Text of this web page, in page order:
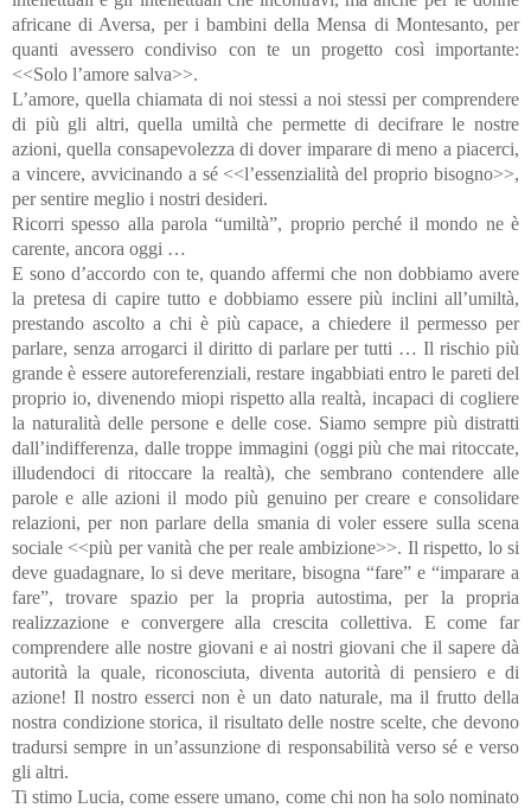
africane di Aversa, per i bambini della Mensa di Montesanto, per
quanti avessero condiviso con te un progetto così importante:
<<Solo l’amore salva>>.
L’amore, quella chiamata di noi stessi a noi stessi per comprendere
di più gli altri, quella umiltà che permette di decifrare le nostre
azioni, quella consapevolezza di dover imparare di meno a piacerci,
a vincere, avvicinando a sé <<l’essenzialità del proprio bisogno>>,
per sentire meglio i nostri desideri.
Ricorri spesso alla parola “umiltà”, proprio perché il mondo ne è
carente, ancora oggi …
E sono d’accordo con te, quando affermi che non dobbiamo avere
la pretesa di capire tutto e dobbiamo essere più inclini all’umiltà,
prestando ascolto a chi è più capace, a chiedere il permesso per
parlare, senza arrogarci il diritto di parlare per tutti … Il rischio più
grande è essere autoreferenziali, restare ingabbiati entro le pareti del
proprio io, divenendo miopi rispetto alla realtà, incapaci di cogliere
la naturalità delle persone e delle cose. Siamo sempre più distratti
dall’indifferenza, dalle troppe immagini (oggi più che mai ritoccate,
illudendoci di ritoccare la realtà), che sembrano contendere alle
parole e alle azioni il modo più genuino per creare e consolidare
relazioni, per non parlare della smania di voler essere sulla scena
sociale <<più per vanità che per reale ambizione>>. Il rispetto, lo si
deve guadagnare, lo si deve meritare, bisogna “fare” e “imparare a
fare”, trovare spazio per la propria autostima, per la propria
realizzazione e convergere alla crescita collettiva. E come far
comprendere alle nostre giovani e ai nostri giovani che il sapere dà
autorità la quale, riconosciuta, diventa autorità di pensiero e di
azione! Il nostro esserci non è un dato naturale, ma il frutto della
nostra condizione storica, il risultato delle nostre scelte, che devono
tradursi sempre in un’assunzione di responsabilità verso sé e verso
gli altri.
Ti stimo Lucia, come essere umano, come chi non ha solo nominato